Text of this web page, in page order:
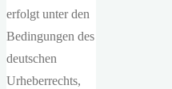
erfolgt unter den
Bedingungen des
deutschen
Urheberrechts,